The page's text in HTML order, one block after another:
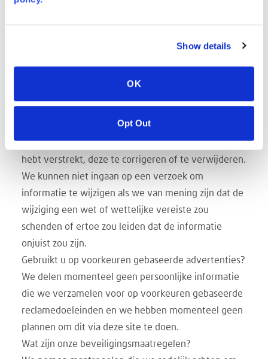
Show details
OK
Opt Out
van toepassing op informatie die aan het bedrijf
wordt verstrekt als gevolg van een productaankoop,
U kunt ons een e-mail sturen op het adres in het
gedeelte Contact met ons opnemen om toegang te
vragen tot persoonlijke informatie die u aan ons
hebt verstrekt, deze te corrigeren of te verwijderen.
We kunnen niet ingaan op een verzoek om
informatie te wijzigen als we van mening zijn dat de
wijziging een wet of wettelijke vereiste zou
schenden of ertoe zou leiden dat de informatie
onjuist zou zijn.
Gebruikt u op voorkeuren gebaseerde advertenties?
We delen momenteel geen persoonlijke informatie
die we verzamelen voor op voorkeuren gebaseerde
reclamedoeleinden en we hebben momenteel geen
plannen om dit via deze site te doen.
Wat zijn onze beveiligingsmaatregelen?